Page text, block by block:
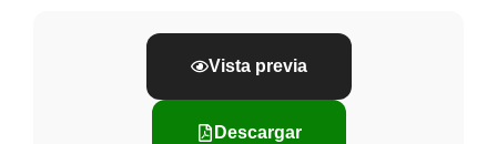
Vista previa
Descargar